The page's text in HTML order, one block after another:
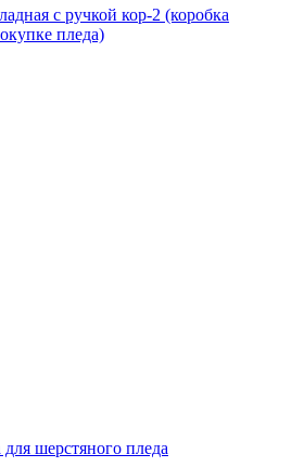
с ручкой кор-2 (коробка
пледа)